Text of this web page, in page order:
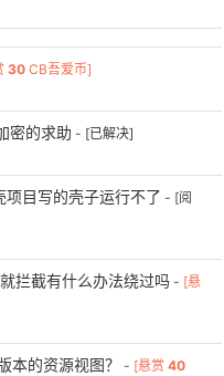
30 CB吾爱币]
密的求助 - [已解决]
目写的壳子运行不了 - [阅
拦截有什么办法绕过吗 - [悬
本的资源视图？ - [悬赏 40